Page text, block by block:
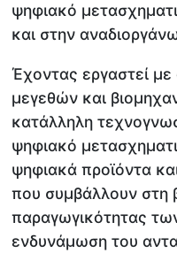
ψηφιακό
και στην
Έχοντας εργαστεί
μεγεθών και
κατάλληλη
ψηφιακό
ψηφιακά προϊόντα
που συμβάλλουν στη
παραγωγικότητας
ενδυνάμωση του